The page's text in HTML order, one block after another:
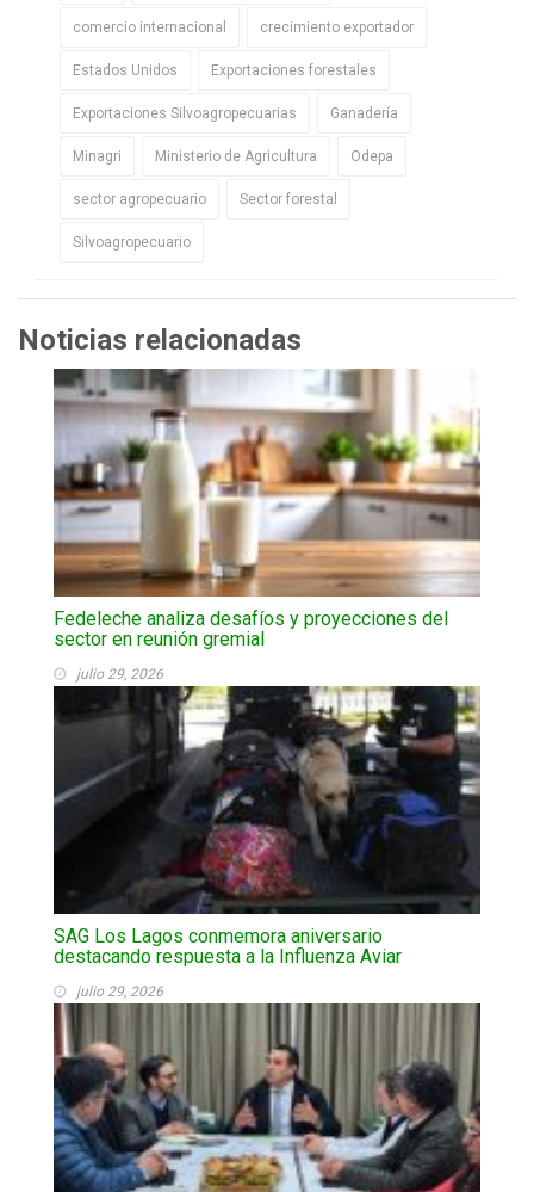
comercio internacional crecimiento exportador
Estados Unidos Exportaciones forestales
Exportaciones Silvoagropecuarias Ganadería
Minagri Ministerio de Agricultura Odepa
sector agropecuario Sector forestal
Silvoagropecuario
Noticias relacionadas
Fedeleche analiza desafíos y proyecciones del
sector en reunión gremial
julio 29, 2026
SAG Los Lagos conmemora aniversario
destacando respuesta a la Influenza Aviar
julio 29, 2026